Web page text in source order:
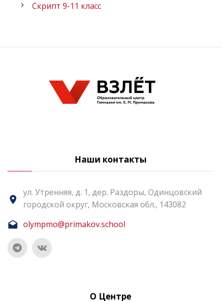
Скрипт 9-11 класс
Наши контакты
ул. Утренняя, д. 1, дер. Раздоры, Одинцовский
городской округ, Московская обл., 143082
olympmo@primakov.school
О Центре